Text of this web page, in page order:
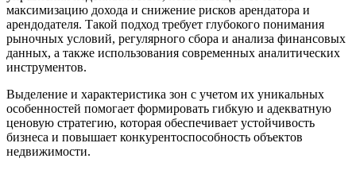
максимизацию дохода и снижение рисков арендатора и
арендодателя. Такой подход требует глубокого понимания
рыночных условий, регулярного сбора и анализа финансовых
данных, а также использования современных аналитических
инструментов.
Выделение и характеристика зон с учетом их уникальных
особенностей помогает формировать гибкую и адекватную
ценовую стратегию, которая обеспечивает устойчивость
бизнеса и повышает конкурентоспособность объектов
недвижимости.